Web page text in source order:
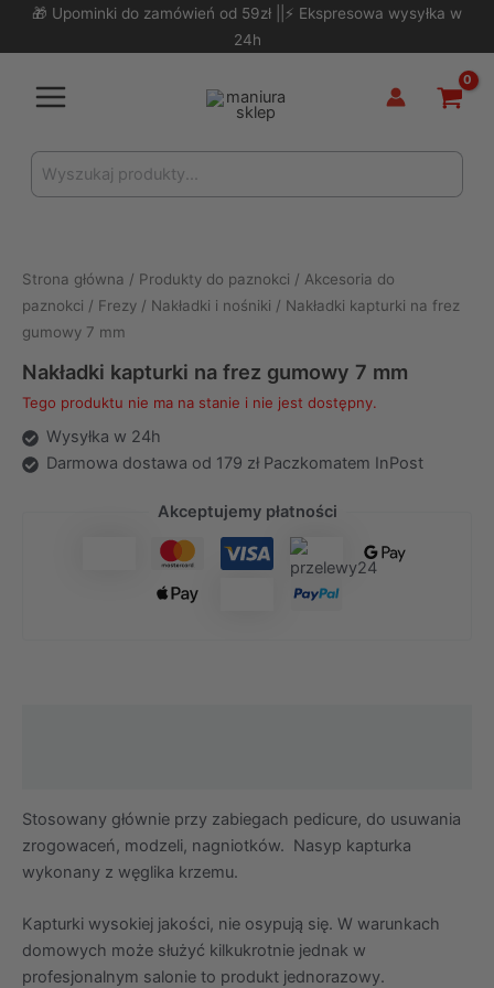
🎁 Upominki do zamówień od 59zł ||⚡ Ekspresowa wysyłka w
24h
Main
Menu
Search
for:
Strona główna / Produkty do paznokci / Akcesoria do
paznokci / Frezy / Nakładki i nośniki / Nakładki kapturki na frez
gumowy 7 mm
Nakładki kapturki na frez gumowy 7 mm
Tego produktu nie ma na stanie i nie jest dostępny.
Wysyłka w 24h
Darmowa dostawa od 179 zł Paczkomatem InPost
Akceptujemy płatności
Stosowany głównie przy zabiegach pedicure, do usuwania
zrogowaceń, modzeli, nagniotków. Nasyp kapturka
wykonany z węglika krzemu.
Kapturki wysokiej jakości, nie osypują się. W warunkach
domowych może służyć kilkukrotnie jednak w
profesjonalnym salonie to produkt jednorazowy.